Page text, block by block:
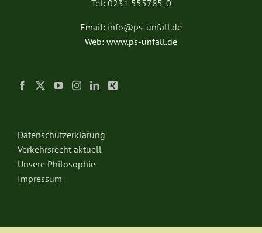
Tel: 0231 555785-0
Email: info@ps-unfall.de
Web: www.ps-unfall.de
Datenschutzerklärung
Verkehrsrecht aktuell
Unsere Philosophie
Impressum